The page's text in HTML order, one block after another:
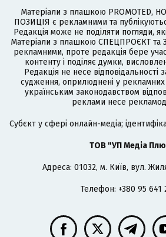
Матеріали з плашкою PROMOTED,
ПОЗИЦІЯ є рекламними та
Редакція може не поділяти погляди,
Матеріали з плашкою СПЕЦПРОЄКТ та
рекламними, проте редакція бере
контенту і поділяє думки,
Редакція не несе відповідальності
судження, оприлюднені у рекламних
українським законодавством
реклами несе
Cубєкт у сфері онлайн-медіа;
ТОВ "УП Медіа
Адреса: 01032, м. Київ, вул.
Телефон: +380 95 641